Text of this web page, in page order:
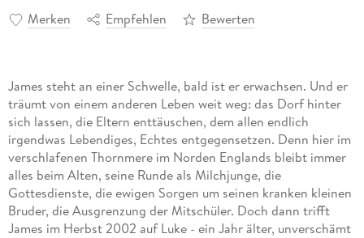
Merken Empfehlen Bewerten
James steht an einer Schwelle, bald ist er erwachsen. Und er
träumt von einem anderen Leben weit weg: das Dorf hinter
sich lassen, die Eltern enttäuschen, dem allen endlich
irgendwas Lebendiges, Echtes entgegensetzen. Denn hier im
verschlafenen Thornmere im Norden Englands bleibt immer
alles beim Alten, seine Runde als Milchjunge, die
Gottesdienste, die ewigen Sorgen um seinen kranken kleinen
Bruder, die Ausgrenzung der Mitschüler. Doch dann trifft
James im Herbst 2002 auf Luke - ein Jahr älter, unverschämt